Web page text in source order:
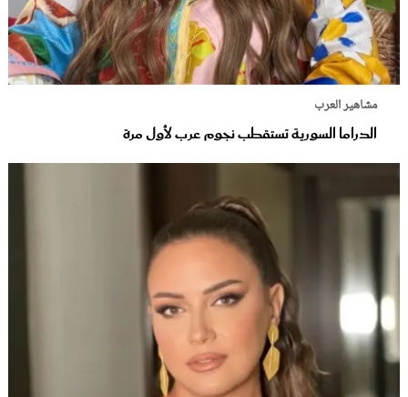
مشاهير العرب
الدراما السورية تستقطب نجوم عرب لأول مرة